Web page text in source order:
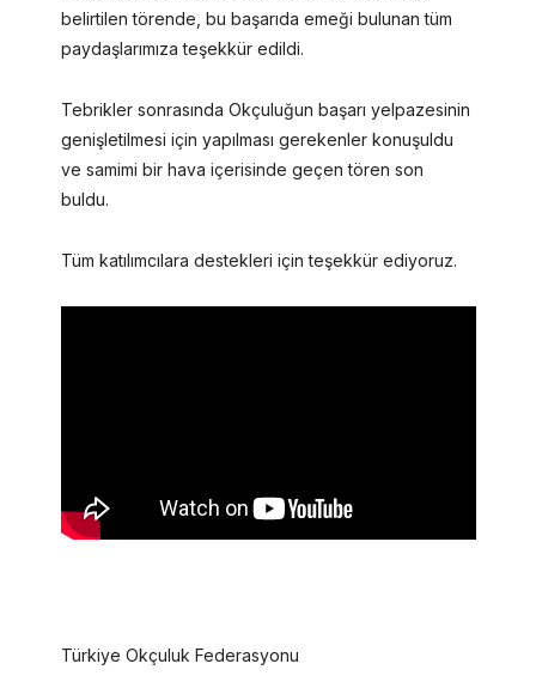
belirtilen törende, bu başarıda emeği bulunan tüm
paydaşlarımıza teşekkür edildi.
Tebrikler sonrasında Okçuluğun başarı yelpazesinin
genişletilmesi için yapılması gerekenler konuşuldu
ve samimi bir hava içerisinde geçen tören son
buldu.
Tüm katılımcılara destekleri için teşekkür ediyoruz.
Türkiye Okçuluk Federasyonu